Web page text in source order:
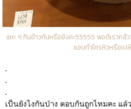
แหะ ๆ กินข้าวกันหรือยังคะ55555 พอดีเรากลัว
แอบทำใครหิวหรือเป
.
.
.
เป็นยังไงกันบ้าง ตอบกันถูกไหมคะ แ